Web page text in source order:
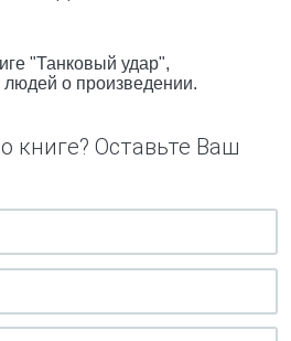
"Танковый удар",
о произведении.
книге? Оставьте Ваш